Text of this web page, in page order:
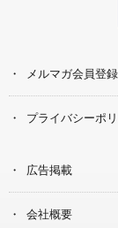
メルマガ会員登録
プライバシーポ
広告掲載
会社概要